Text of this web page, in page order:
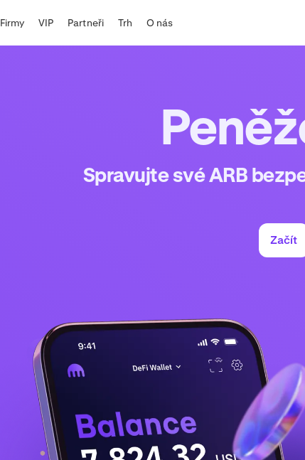
Firmy VIP Partneři Trh O nás
Spravujte své ARB
Začít